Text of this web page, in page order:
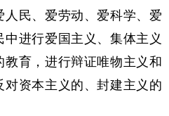
民、爱劳动、爱科学、爱
进行爱国主义、集体主义
育，进行辩证唯物主义和
对资本主义的、封建主义的